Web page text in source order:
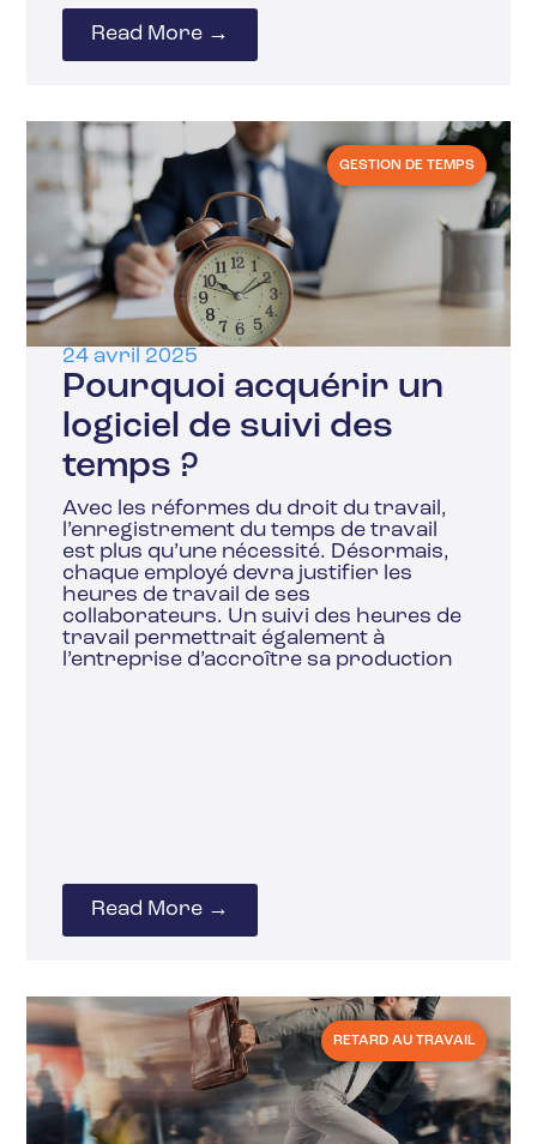
Read More →
GESTION DE TEMPS
24 avril 2025
Pourquoi acquérir un
logiciel de suivi des
temps ?
Avec les réformes du droit du travail,
l’enregistrement du temps de travail
est plus qu’une nécessité. Désormais,
chaque employé devra justifier les
heures de travail de ses
collaborateurs. Un suivi des heures de
travail permettrait également à
l’entreprise d’accroître sa production
Read More →
RETARD AU TRAVAIL